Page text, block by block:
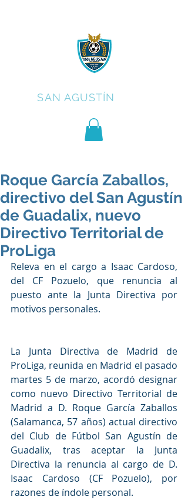
SAN AGUSTÍN
Roque García Zaballos,
directivo del San Agustín
de Guadalix, nuevo
Directivo Territorial de
ProLiga
Releva en el cargo a Isaac Cardoso,
del CF Pozuelo, que renuncia al
puesto ante la Junta Directiva por
motivos personales.
La Junta Directiva de Madrid de
ProLiga, reunida en Madrid el pasado
martes 5 de marzo, acordó designar
como nuevo Directivo Territorial de
Madrid a D. Roque García Zaballos
(Salamanca, 57 años) actual directivo
del Club de Fútbol San Agustín de
Guadalix, tras aceptar la Junta
Directiva la renuncia al cargo de D.
Isaac Cardoso (CF Pozuelo), por
razones de índole personal.